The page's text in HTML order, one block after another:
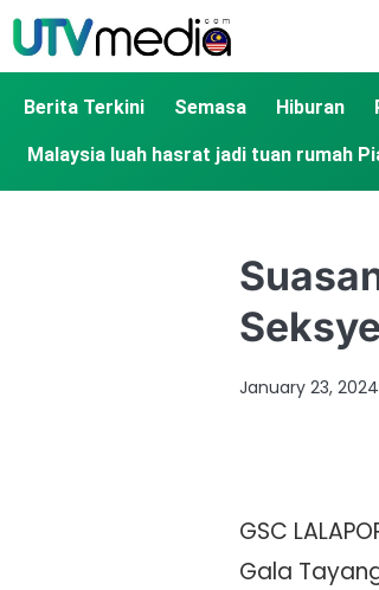
Berita Terkini Semasa Hiburan
Malaysia luah hasrat jadi tuan rumah
January 23, 2024
GSC
Gala